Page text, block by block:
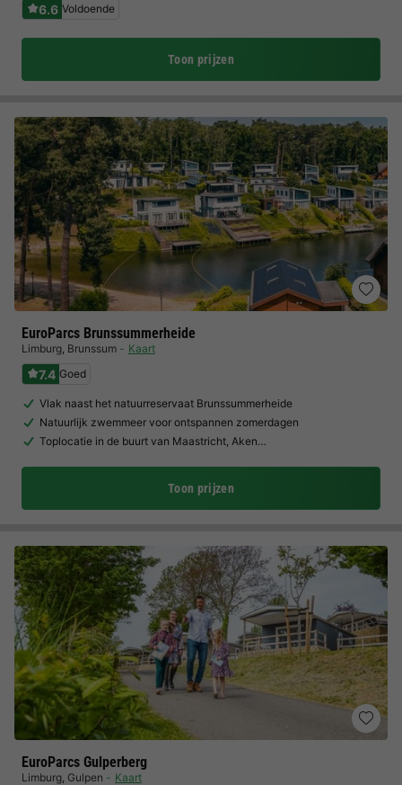
6.6 Voldoende
Toon prijzen
EuroParcs Brunssummerheide
Limburg, Brunssum Kaart
7.4 Goed
Vlak naast het natuurreservaat Brunssummerheide
Natuurlijk zwemmeer voor ontspannen zomerdagen
Toplocatie in de buurt van Maastricht, Aken…
Toon prijzen
EuroParcs Gulperberg
Limburg, Gulpen Kaart